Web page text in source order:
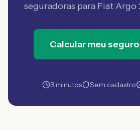
seguradoras para Fiat Argo
Calcular meu
3 minutos Sem cadastro